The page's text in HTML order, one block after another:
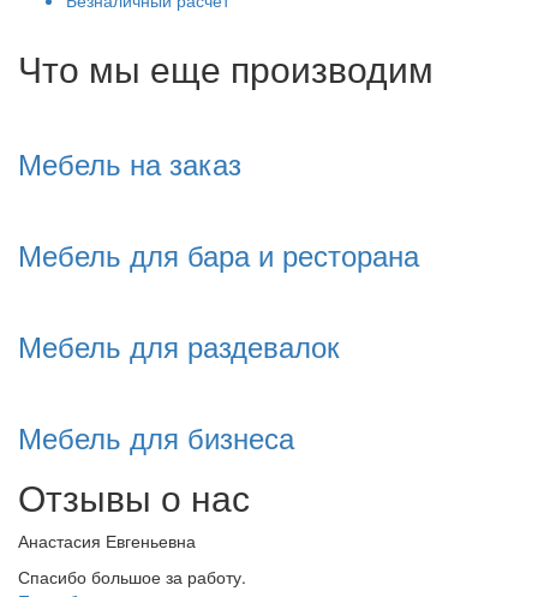
Что мы еще производим
Мебель на заказ
Мебель для бара и ресторана
Мебель для раздевалок
Мебель для бизнеса
Отзывы о нас
Анастасия Евгеньевна
Спасибо большое за работу.